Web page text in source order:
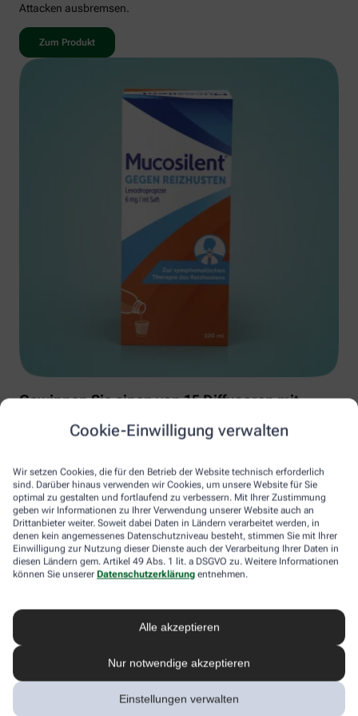
Cookie-Einwilligung verwalten
Wir setzen Cookies, die für den Betrieb der Website technisch erforderlich
sind. Darüber hinaus verwenden wir Cookies, um unsere Website für Sie
optimal zu gestalten und fortlaufend zu verbessern. Mit Ihrer Zustimmung
geben wir Informationen zu Ihrer Verwendung unserer Website auch an
Drittanbieter weiter. Soweit dabei Daten in Ländern verarbeitet werden, in
denen kein angemessenes Datenschutzniveau besteht, stimmen Sie mit Ihrer
Einwilligung zur Nutzung dieser Dienste auch der Verarbeitung Ihrer Daten in
diesen Ländern gem. Artikel 49 Abs. 1 lit. a DSGVO zu. Weitere Informationen
können Sie unserer Datenschutzerklärung entnehmen.
Alle akzeptieren
Nur notwendige akzeptieren
Einstellungen verwalten
Attacken ausbremsen.
Zum Produkt
Gewinnen Sie einen von 15 Diffusoren mit
Wohlfühloase erschaffen können. Ein Diffusor verwandelt
ätherische Öle in eine sanfte Duftwolke, die Reizhusten lindert, die
Raumluft befeuchtet und so gerade im Winter trockener
Heizungsluft entgegenwirkt. Machen Sie mit und holen Sie sich
mit etwas Glück die wohltuende Kraft der Aromen und Öle direkt
ins Wohnzimmer.
Timerfunktion bis 20 m²
Mikrofeine Zerstäubung mit Ultraschall
Wellnesslicht mit Farbwechsel für eine angenehme
Zur Raumbeduftung mit Aromaölen geeignet